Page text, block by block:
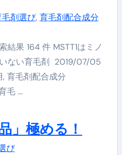
毛剤選び, 育毛剤配合成分
結果 164 件 MSTT1はミノ
ない育毛剤 2019/07/05
, 育毛剤配合成分
毛 …
」極める！
び